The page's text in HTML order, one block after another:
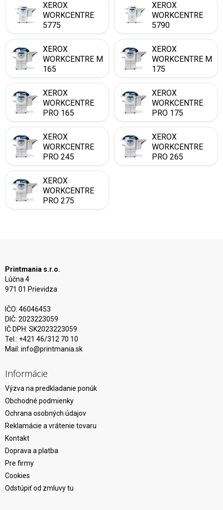
XEROX
WORKCENTRE
5775
XEROX
WORKCENTRE
5790
XEROX
WORKCENTRE M
165
XEROX
WORKCENTRE M
175
XEROX
WORKCENTRE
PRO 165
XEROX
WORKCENTRE
PRO 175
XEROX
WORKCENTRE
PRO 245
XEROX
WORKCENTRE
PRO 265
XEROX
WORKCENTRE
PRO 275
Printmania s.r.o.
Lúčna 4
971 01 Prievidza
IČO: 46046453
DIČ: 2023223059
IČ DPH: SK2023223059
Tel.: +421 46/312 70 10
Mail: info@printmania.sk
Informácie
Výzva na predkladanie ponúk
Obchodné podmienky
Ochrana osobných údajov
Reklamácie a vrátenie tovaru
Kontakt
Doprava a platba
Pre firmy
Cookies
Odstúpiť od zmluvy tu